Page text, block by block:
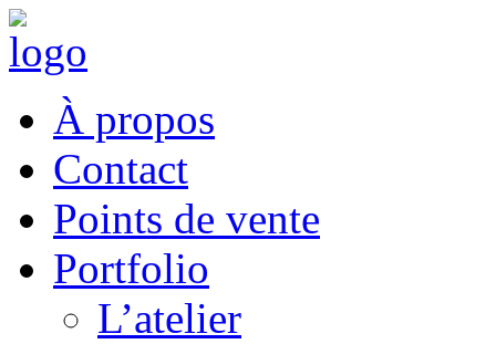
À propos
Contact
Points de vente
Portfolio
L’atelier